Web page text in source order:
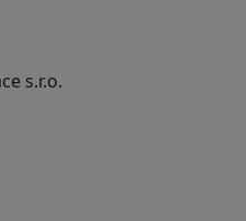
s.r.o.